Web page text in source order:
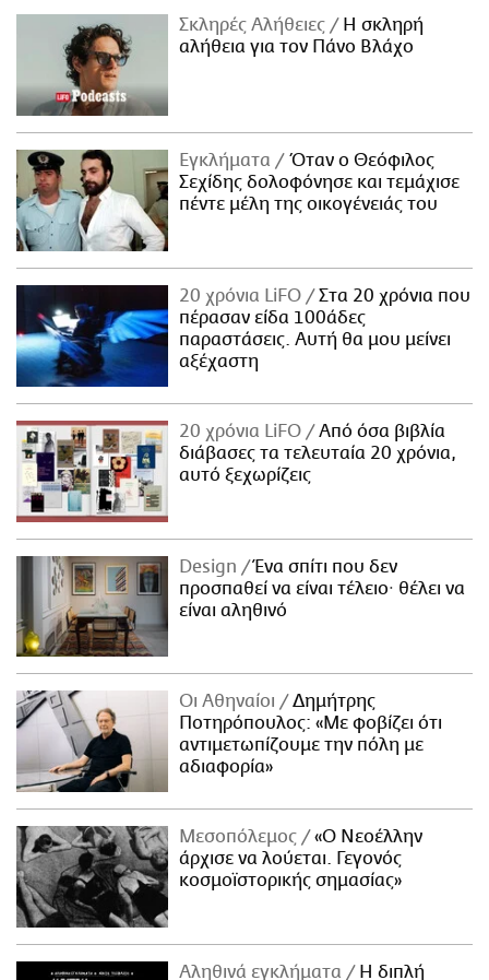
Σκληρές Αλήθειες
H σκληρή
αλήθεια για τον Πάνο Βλάχο
Εγκλήματα
Όταν ο Θεόφιλος
Σεχίδης δολοφόνησε και τεμάχισε
πέντε μέλη της οικογένειάς του
20 χρόνια LiFO
Στα 20 χρόνια που
πέρασαν είδα 100άδες
παραστάσεις. Αυτή θα μου μείνει
αξέχαστη
20 χρόνια LiFO
Από όσα βιβλία
διάβασες τα τελευταία 20 χρόνια,
αυτό ξεχωρίζεις
Design
Ένα σπίτι που δεν
προσπαθεί να είναι τέλειο· θέλει να
είναι αληθινό
Οι Αθηναίοι
Δημήτρης
Ποτηρόπουλος: «Με φοβίζει ότι
αντιμετωπίζουμε την πόλη με
αδιαφορία»
Μεσοπόλεμος
«Ο Νεοέλλην
άρχισε να λούεται. Γεγονός
κοσμοϊστορικής σημασίας»
Αληθινά εγκλήματα Η διπλή